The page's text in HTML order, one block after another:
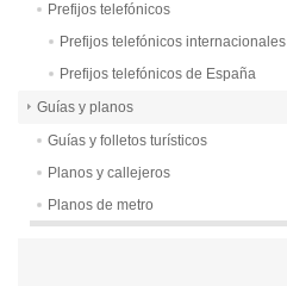
Prefijos telefónicos
Prefijos telefónicos internacionales
Prefijos telefónicos de España
Guías y planos
Guías y folletos turísticos
Planos y callejeros
Planos de metro